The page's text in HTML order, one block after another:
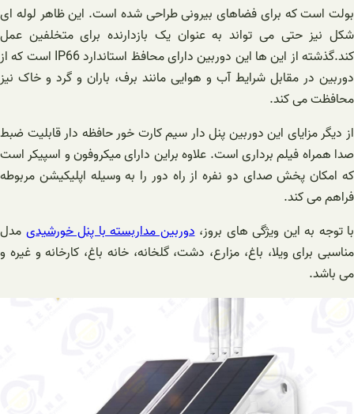
بولت است که برای فضاهای بیرونی طراحی شده است. این ظاهر لوله ای
شکل نیز حتی می تواند به عنوان یک بازدارنده برای متخلفین عمل
کند.گذشته از این ها این دوربین دارای محافظ استاندارد IP66 است که از
دوربین در مقابل شرایط آب و هوایی مانند برف، باران و گرد و خاک نیز
محافظت می کند.
از دیگر مزایای این دوربین پنل دار سیم کارت خور حافظه دار قابلیت ضبط
صدا همراه فیلم برداری است. علاوه براین دارای میکروفون و اسپیکر است
که امکان پخش صدای دو نفره از راه دور را به وسیله اپلیکیشن مربوطه
فراهم می کند.
با توجه به این ویژگی های بروز،دوربین مداربسته با پنل خورشیدی مدل
مناسبی برای ویلا، باغ، مزارع، دشت، گلخانه، خانه باغ، کارخانه و غیره و
می باشد.